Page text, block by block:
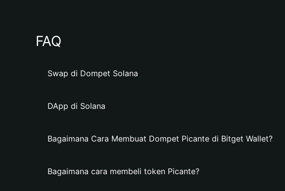
FAQ
Swap di Dompet Solana
DApp di Solana
Bagaimana Cara Membuat Dompet Picante di Bitget Wallet?
Bagaimana cara membeli token Picante?